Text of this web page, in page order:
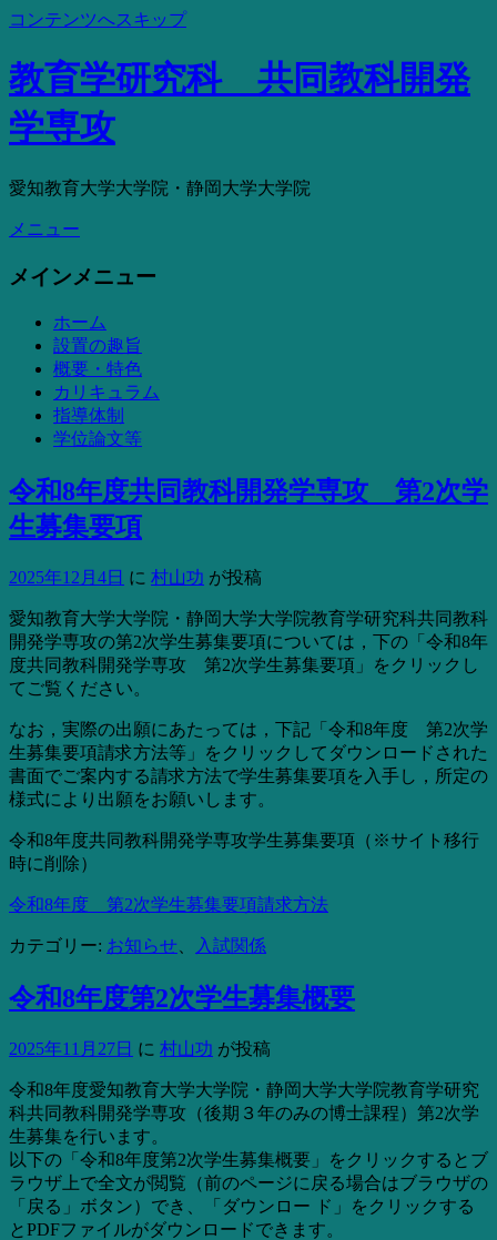
コンテンツへスキップ
教育学研究科 共同教科開発
学専攻
愛知教育大学大学院・静岡大学大学院
メニュー
メインメニュー
ホーム
設置の趣旨
概要・特色
カリキュラム
指導体制
学位論文等
令和8年度共同教科開発学専攻 第2次学
生募集要項
2025年12月4日 に 村山功 が投稿
愛知教育大学大学院・静岡大学大学院教育学研究科共同教科
開発学専攻の第2次学生募集要項については，下の「令和8年
度共同教科開発学専攻 第2次学生募集要項」をクリックし
てご覧ください。
なお，実際の出願にあたっては，下記「令和8年度 第2次学
生募集要項請求方法等」をクリックしてダウンロードされた
書面でご案内する請求方法で学生募集要項を入手し，所定の
様式により出願をお願いします。
令和8年度共同教科開発学専攻学生募集要項（※サイト移行
時に削除）
令和8年度 第2次学生募集要項請求方法
カテゴリー: お知らせ 入試関係
令和8年度第2次学生募集概要
2025年11月27日 に 村山功 が投稿
令和8年度愛知教育大学大学院・静岡大学大学院教育学研究
科共同教科開発学専攻（後期３年のみの博士課程）第2次学
生募集を行います。
以下の「令和8年度第2次学生募集概要」をクリックするとブ
ラウザ上で全文が閲覧（前のページに戻る場合はブラウザの
「戻る」ボタン）でき、「ダウンロー ド」をクリックする
とPDFファイルがダウンロードできます。